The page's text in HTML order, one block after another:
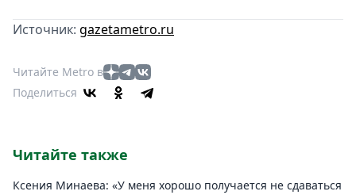
Источник: gazetametro.ru
Читайте Metro в
Поделиться
Читайте также
Ксения Минаева: «У меня хорошо получается не сдаваться